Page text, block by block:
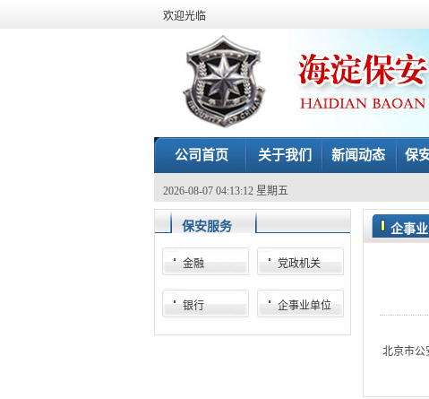
欢迎光临
公司首页 关于我们 新闻动态 保
2026-08-07 04:13:12 星期五
保安服务
金融 党政机关
银行 企事业单位
企事
北京市公